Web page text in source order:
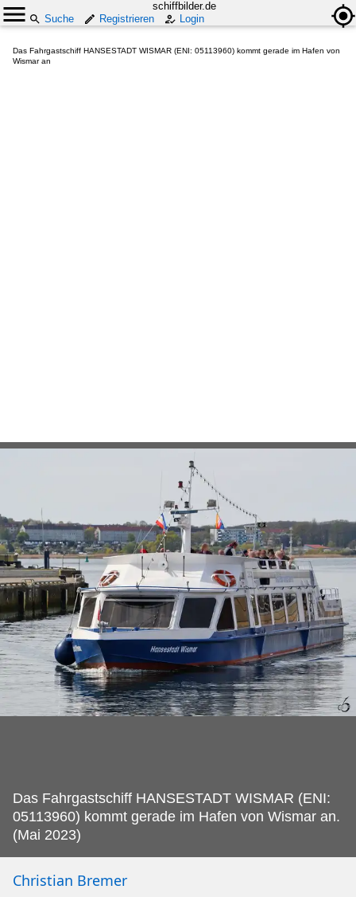
schiffbilder.de
Suche
Registrieren Login
Das Fahrgastschiff HANSESTADT WISMAR (ENI: 05113960) kommt gerade im Hafen von
Wismar an
Das Fahrgastschiff HANSESTADT WISMAR (ENI:
05113960) kommt gerade im Hafen von Wismar an.
(Mai 2023)
Christian Bremer